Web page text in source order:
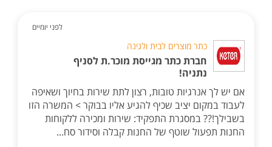
לפני יומיים
כתר מוצרים לבית ולגינה
חברת כתר מגייסת מוכר.ת לסניף
נתניה!
אם יש לך אנרגיות טובות, רצון לתת שירות בחיוך ושאיפה
לעבוד במקום יציב שכיף להגיע אליו בבוקר > המשרה הזו
בשבילך!?? במסגרת התפקיד: שירות ומכירה ללקוחות
החנות תפעול שוטף של החנות קבלה וסידור סח...